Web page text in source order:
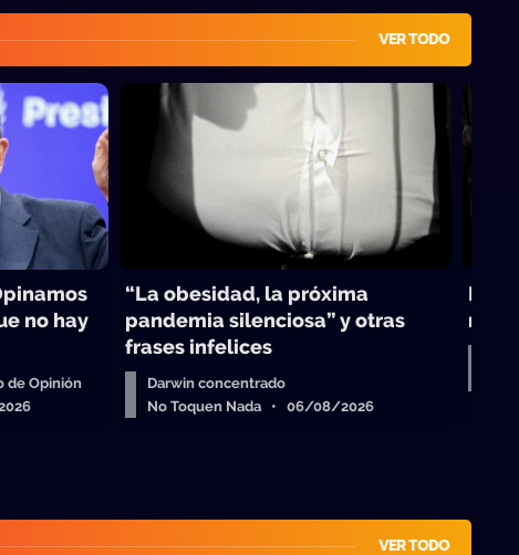
VER TODO
no hay
de Opinión
“La obesidad, la próxima
pandemia silenciosa” y otras
frases infelices
Darwin concentrado
No Toquen Nada • 06/08/2026
VER TODO